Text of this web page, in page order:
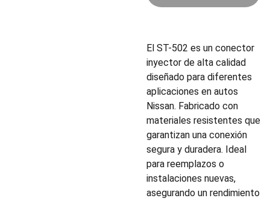
El ST-502 es un conector
inyector de alta calidad
diseñado para diferentes
aplicaciones en autos
Nissan. Fabricado con
materiales resistentes que
garantizan una conexión
segura y duradera. Ideal
para reemplazos o
instalaciones nuevas,
asegurando un rendimiento